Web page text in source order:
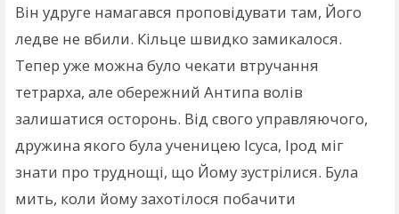
Він удруге намагався проповідувати там, Його
ледве не вбили. Кільце швидко замикалося.
Тепер уже можна було чекати втручання
тетрарха, але обережний Антипа волів
залишатися осторонь. Від свого управляючого,
дружина якого була ученицею Ісуса, Ірод міг
знати про труднощі, що Йому зустрілися. Була
мить, коли йому захотілося побачити